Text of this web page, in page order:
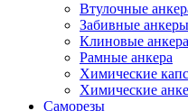
Втулочные
Забивные анкеры
Клиновые анкера
Рамные анкера
Химические
Химические
Саморезы